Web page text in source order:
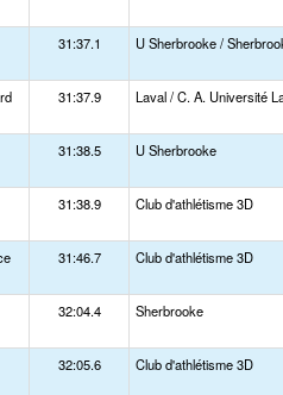
31:37.1 U Sherbrooke /
31:37.9 Laval / C. A. Université
31:38.5 U Sherbrooke
31:38.9 Club d'athlétisme 3D
31:46.7 Club d'athlétisme 3D
32:04.4 Sherbrooke
32:05.6 Club d'athlétisme 3D